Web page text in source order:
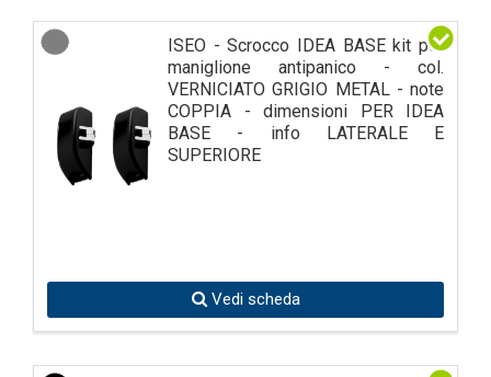
ISEO - Scrocco IDEA BASE kit per
maniglione antipanico - col.
VERNICIATO GRIGIO METAL - note
COPPIA - dimensioni PER IDEA
BASE - info LATERALE E
SUPERIORE
Vedi scheda